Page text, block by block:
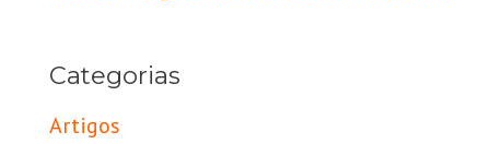
Categorias
Artigos